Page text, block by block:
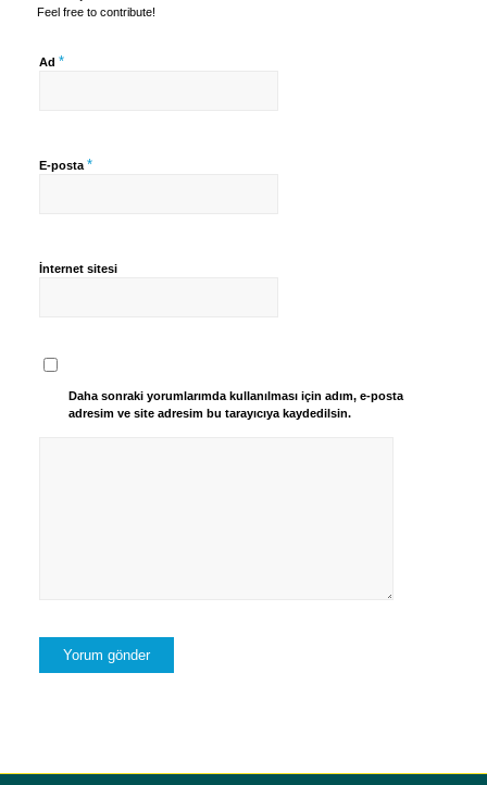
Feel free to contribute!
Ad *
E-posta*
İnternet sitesi
Daha sonraki yorumlarımda kullanılması için adım, e-posta
adresim ve site adresim bu tarayıcıya kaydedilsin.